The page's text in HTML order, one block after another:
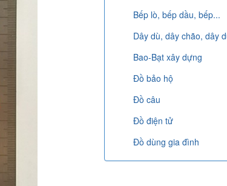
Bếp lò, bếp dầu, bếp...
Dây dù, dây chão, dây
Bao-Bạt xây dựng
Đồ bảo hộ
Đồ câu
Đồ điện tử
Đồ dùng gia đình